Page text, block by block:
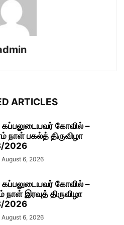
ARTICLES
கோவில் –
நாள் பகல்த் திருவிழா
2026
August 6, 2026
கோவில் –
நாள் இரவுத் திருவிழா
2026
August 6, 2026